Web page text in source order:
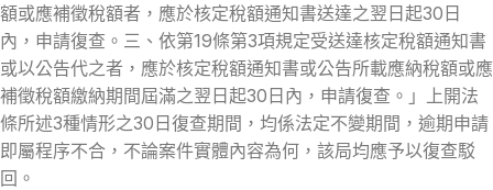
額或應補徵稅額者，應於核定稅額通知書送達之翌日起30日
內，申請復查。三、依第19條第3項規定受送達核定稅額通知書
或以公告代之者，應於核定稅額通知書或公告所載應納稅額或應
補徵稅額繳納期間屆滿之翌日起30日內，申請復查。」上開法
條所述3種情形之30日復查期間，均係法定不變期間，逾期申請
即屬程序不合，不論案件實體內容為何，該局均應予以復查駁
回。